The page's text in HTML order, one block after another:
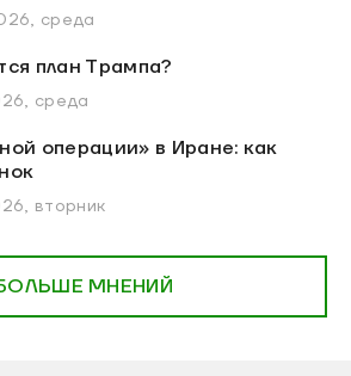
среда
план Трампа?
среда
операции» в Иране: как
вторник
МНЕНИЙ